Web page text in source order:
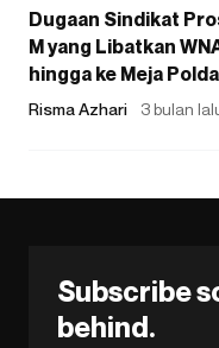
Dugaan Sindikat
M yang Libatkan
hingga ke Meja Polda
Risma Azhari 3 bulan
Subscribe
behind.